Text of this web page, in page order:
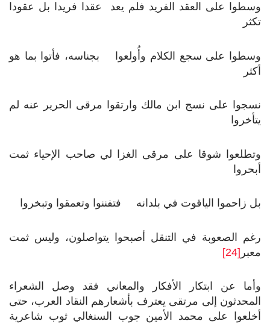
وسطوا على العقد الفريد فلم يعد عقدا فريدا بل عقودا
تكثر
وسطوا على سجع الكلام وأُولعوا بجناسه، فأتوا بما هو
أكثر
نسجوا على نسج ابن مالك وارتقوا مرقى الحرير عنه لم
يتأخروا
وتطلعوا شوقا على مرقى الغزا لي صاحب الإحياء ثمت
أبحروا
بل زاحموا الياقوت في بلدانه فتفننوا وتعمقوا وتبخروا
رغم الصعوبة في التنقل أصبحوا يتواصلون، وليس ثمت
معبر [24]
وأما عن ابتكار الأفكار والمعاني فقد وصل الشعراء
المحدثون إلى مرتقى يعترف بأشعارهم النقاد العرب، حتى
أخلعوا على محمد الأمين جوب السنغالي ثوب شاعرية